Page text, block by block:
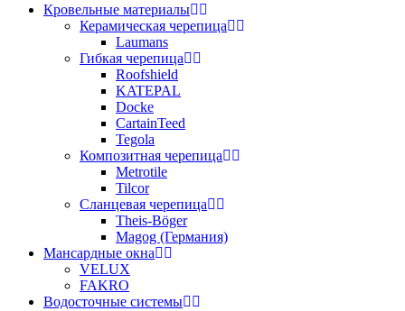
Кровельные материалы
Керамическая черепица
Laumans
Гибкая черепица
Roofshield
KATEPAL
Docke
CartainTeed
Tegola
Композитная черепица
Metrotile
Tilcor
Сланцевая черепица
Theis-Böger
Magog (Германия)
Мансардные окна
VELUX
FAKRO
Водосточные системы